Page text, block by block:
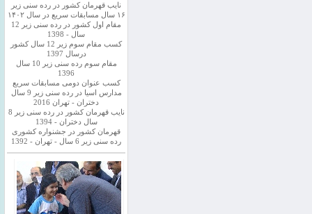
نایب قهرمان کشور در رده سنی زیر
۱۶ سال مسابقات سریع در سال ۱۴۰۲
مقام اول کشور در رده سنی زیر 12
سال - 1398
کسب مقام سوم زیر 12 سال کشور
درسال 1397
مقام سوم رده سنی زیر 10 سال
1396
کسب عنوان دومی مسابقات سریع
مدارس اسیا در رده سنی زیر 9 سال
دختران - تهران 2016
نایب قهرمان کشور در رده سنی زیر 8
سال دختران - 1394
قهرمان کشور در جشنواره کشوری
رده سنی زیر 6 سال - تهران - 1392